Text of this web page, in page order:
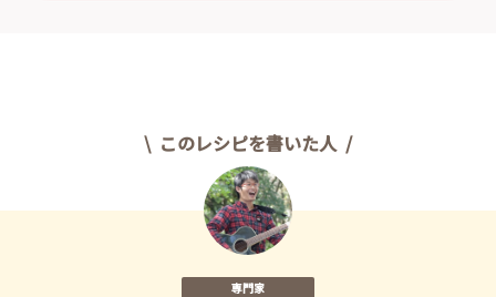
このレシピを書いた人
専門家